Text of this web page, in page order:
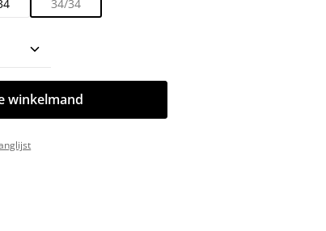
34/34
Voer de gewenste
winkelmand